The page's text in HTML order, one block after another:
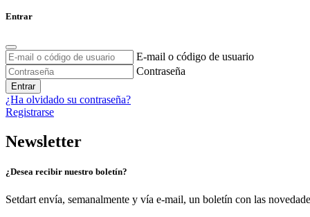
Entrar
E-mail o código de usuario
Contraseña
Entrar
¿Ha olvidado su contraseña?
Registrarse
Newsletter
¿Desea recibir nuestro boletín?
Setdart envía, semanalmente y vía e-mail, un boletín con las